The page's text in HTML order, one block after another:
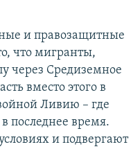
и правозащитные
что мигранты,
через Средиземное
вместо этого в
Ливию – где
последнее время.
и подвергают